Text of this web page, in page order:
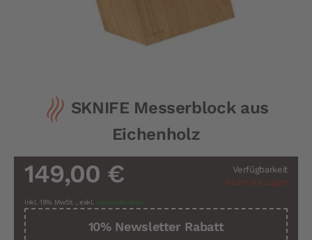
SKNIFE Messerblock aus
Eichenholz
Verfügbarkeit
Nicht auf Lager
149,00 €
Inkl. 19% MwSt. , exkl. Versandkosten
10% Newsletter Rabatt